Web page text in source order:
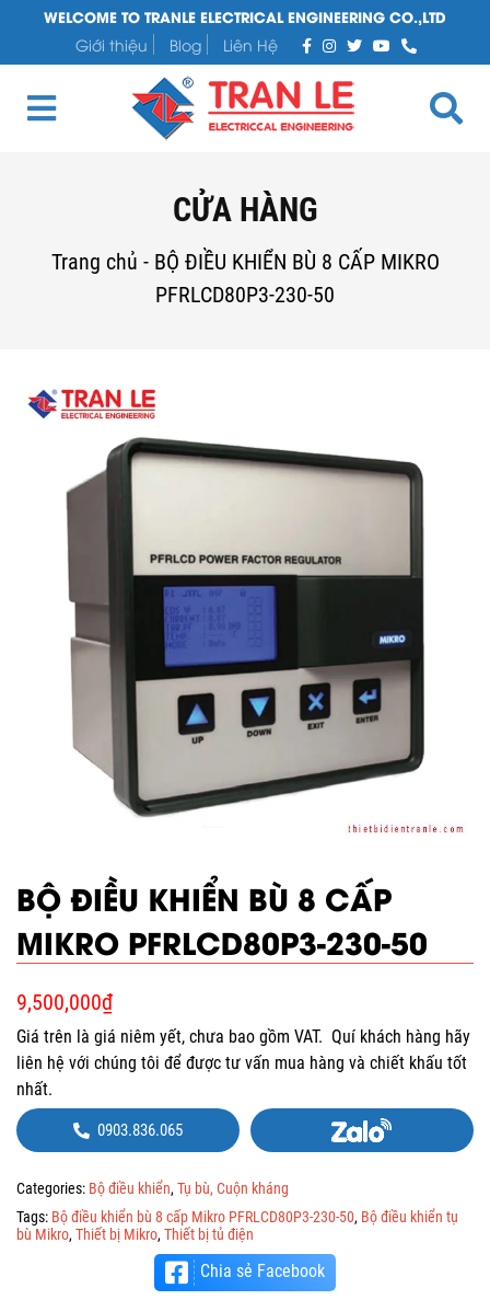
WELCOME TO TRANLE ELECTRICAL ENGINEERING CO.,LTD
Giới thiệu
Blog Liên Hệ
CỬA HÀNG
Trang chủ - BỘ ĐIỀU KHIỂN BÙ 8 CẤP MIKRO
PFRLCD80P3-230-50
BỘ ĐIỀU KHIỂN BÙ 8 CẤP
MIKRO PFRLCD80P3-230-50
9,500,000₫
Giá trên là giá niêm yết, chưa bao gồm VAT. Quí khách hàng hãy
liên hệ với chúng tôi để được tư vấn mua hàng và chiết khấu tốt
nhất.
0903.836.065
Categories: Bộ điều khiển, Tụ bù, Cuộn kháng
Tags: Bộ điều khiển bù 8 cấp Mikro PFRLCD80P3-230-50, Bộ điều khiển tụ
bù Mikro, Thiết bị Mikro, Thiết bị tủ điện
Chia sẻ Facebook